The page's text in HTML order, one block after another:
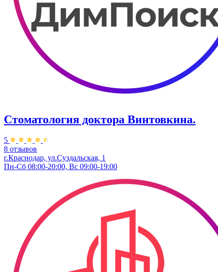
Стоматология доктора Винтовкина.
5
8 отзывов
г.Краснодар, ул.Суздальская, 1
Пн-Сб 08:00-20:00, Вс 09:00-19:00